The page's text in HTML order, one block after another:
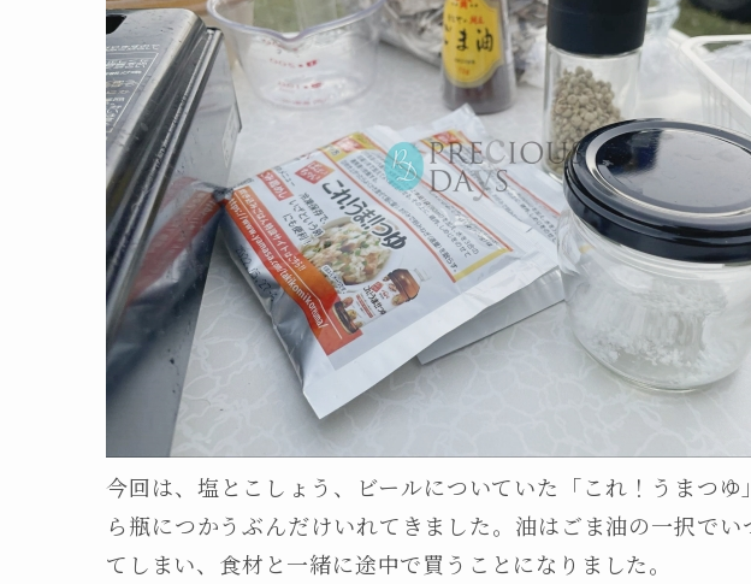
今回は、塩とこしょう、ビールについていた「これ！うまつ
ら瓶につかうぶんだけいれてきました。油はごま油の一択で
てしまい、食材と一緒に途中で買うことになりました。